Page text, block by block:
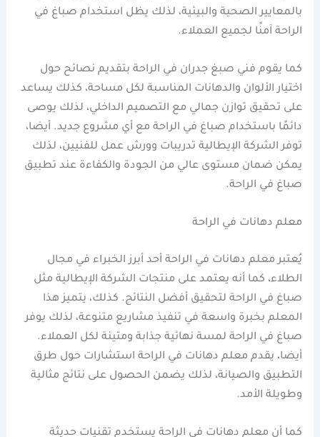
بالمعايير الصحية والبيئية، لذلك يظل استخدام صباغ في
الراحة آمنًا لجميع العملاء.
كما يقوم فني صبغ جدران في الراحة بتقديم نصائح حول
اختيار الألوان والدهانات المناسبة لكل مساحة، كذلك يساعد
على تحقيق توازن جمالي مع التصميم الداخلي، لذلك يوصى
دائمًا باستخدام صباغ في الراحة مع أي مشروع جديد. أيضا،
توفر الشركة الإيطالية تدريبات وورش عمل للفنيين، لذلك
يمكن ضمان مستوى عالي من الجودة والكفاءة عند تطبيق
صباغ في الراحة.
معلم دهانات في الراحة
يُعتبر معلم دهانات في الراحة أحد أبرز الخبراء في مجال
الطلاء، كما أنه يعتمد على منتجات الشركة الإيطالية مثل
صباغ في الراحة لتحقيق أفضل النتائج. كذلك، يتميز هذا
المعلم بخبرة واسعة في تنفيذ مشاريع متنوعة، لذلك يوفر
صباغ في الراحة لمسة نهائية جذابة ومتينة لكل العملاء.
أيضا، يقدم معلم دهانات في الراحة استشارات حول طرق
التطبيق والصيانة، لذلك يضمن الحصول على نتائج مثالية
وطويلة الأمد.
كما أن معلم دهانات في الراحة يستخدم تقنيات حديثة